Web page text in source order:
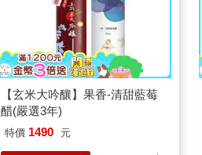
【玄米大吟釀】果香-清甜藍莓
醋(嚴選3年)
特價 1490 元